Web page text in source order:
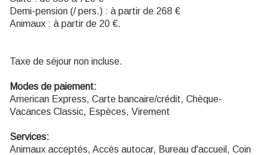
Demi-pension (/ pers.) : à partir de 268 €
Animaux : à partir de 20 €.
Taxe de séjour non incluse.
Modes de paiement:
American Express, Carte bancaire/crédit, Chèque-
Vacances Classic, Espèces, Virement
Services:
Animaux acceptés, Accès autocar, Bureau d'accueil, Coin